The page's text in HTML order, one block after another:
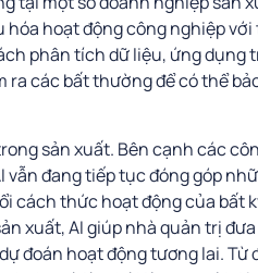
hóa hoạt động công nghiệp
phân tích dữ liệu, ứng dụng
ra các bất thường để có thể
sản xuất. Bên cạnh các
vẫn đang tiếp tục đóng góp
cách thức hoạt động của bất
xuất, AI giúp nhà quản trị
đoán hoạt động tương lai. Từ